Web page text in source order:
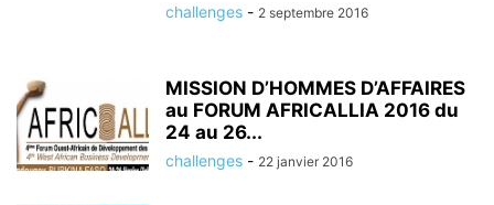
challenges - 2 septembre 2016
MISSION D’HOMMES D’AFFAIRES
au FORUM AFRICALLIA 2016 du
24 au 26...
challenges - 22 janvier 2016